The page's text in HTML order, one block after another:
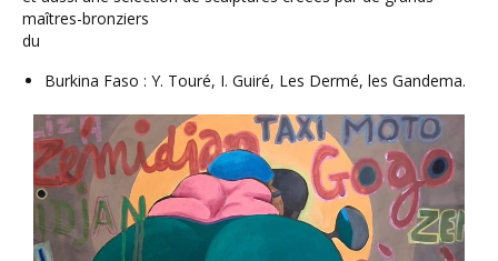
maîtres-bronziers
du
Burkina Faso : Y. Touré, I. Guiré, Les Dermé, les Gandema.